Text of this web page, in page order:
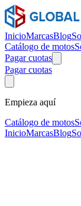
InicioMarcasBlog
Catálogo de motos
Pagar cuotas
Pagar cuotas
Empieza aquí
Catálogo de motos
InicioMarcasBlog